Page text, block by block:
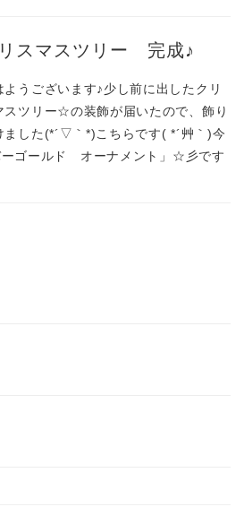
スマスツリー 完成♪
ようございます♪少し前に出したクリ
スツリー☆の装飾が届いたので、飾り
ました(*´▽｀*)こちらです( *´艸｀)今
ーゴールド オーナメント」☆彡です